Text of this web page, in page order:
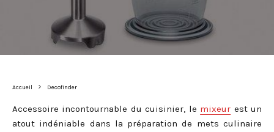
Accueil Decofinder
Accessoire incontournable du cuisinier, le mixeur est un
atout indéniable dans la préparation de mets culinaire